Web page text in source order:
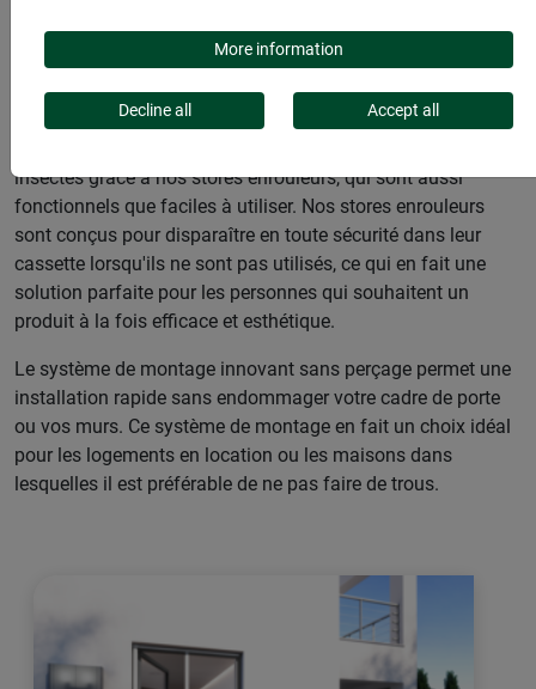
POUR PORTES
insectes grâce à nos stores enrouleurs, qui sont aussi
fonctionnels que faciles à utiliser. Nos stores enrouleurs
sont conçus pour disparaître en toute sécurité dans leur
cassette lorsqu'ils ne sont pas utilisés, ce qui en fait une
solution parfaite pour les personnes qui souhaitent un
produit à la fois efficace et esthétique.
Le système de montage innovant sans perçage permet une
installation rapide sans endommager votre cadre de porte
ou vos murs. Ce système de montage en fait un choix idéal
pour les logements en location ou les maisons dans
lesquelles il est préférable de ne pas faire de trous.
More information
Decline all Accept all